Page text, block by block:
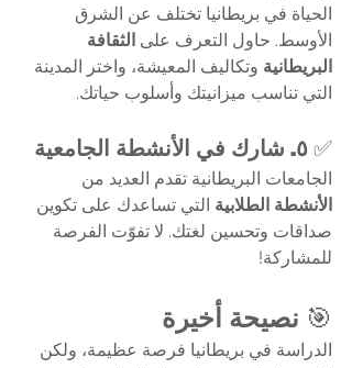
الحياة في بريطانيا تختلف عن الشرق
الأوسط. حاول التعرف على الثقافة
البريطانية وتكاليف المعيشة، واختر المدينة
التي تناسب ميزانيتك وأسلوب حياتك.
✅ ٥. شارك في الأنشطة الجامعية
الجامعات البريطانية تقدم العديد من
الأنشطة الطلابية التي تساعدك على تكوين
صداقات وتحسين لغتك. لا تفوّت الفرصة
للمشاركة!
🎯 نصيحة أخيرة
الدراسة في بريطانيا فرصة عظيمة، ولكن